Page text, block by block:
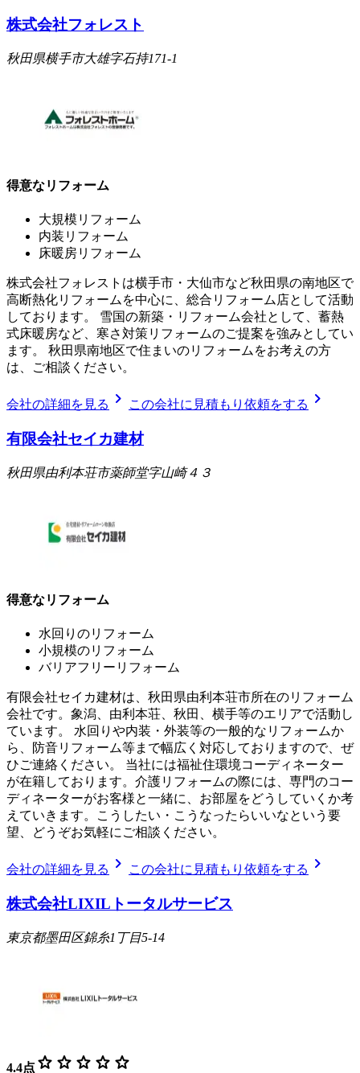
株式会社フォレスト
秋田県横手市大雄字石持171-1
得意なリフォーム
大規模リフォーム
内装リフォーム
床暖房リフォーム
株式会社フォレストは横手市・大仙市など秋田県の南地区で
高断熱化リフォームを中心に、総合リフォーム店として活動
しております。 雪国の新築・リフォーム会社として、蓄熱
式床暖房など、寒さ対策リフォームのご提案を強みとしてい
ます。 秋田県南地区で住まいのリフォームをお考えの方
は、ご相談ください。
会社の詳細を見る chevron_right この会社に見積もり依頼をする chevron_right
有限会社セイカ建材
秋田県由利本荘市薬師堂字山崎４３
得意なリフォーム
水回りのリフォーム
小規模のリフォーム
バリアフリーリフォーム
有限会社セイカ建材は、秋田県由利本荘市所在のリフォーム
会社です。象潟、由利本荘、秋田、横手等のエリアで活動し
ています。 水回りや内装・外装等の一般的なリフォームか
ら、防音リフォーム等まで幅広く対応しておりますので、ぜ
ひご連絡ください。 当社には福祉住環境コーディネーター
が在籍しております。介護リフォームの際には、専門のコー
ディネーターがお客様と一緒に、お部屋をどうしていくか考
えていきます。こうしたい・こうなったらいいなという要
望、どうぞお気軽にご相談ください。
会社の詳細を見る chevron_right この会社に見積もり依頼をする chevron_right
株式会社LIXILトータルサービス
東京都墨田区錦糸1丁目5-14
4.4点 star star star star star